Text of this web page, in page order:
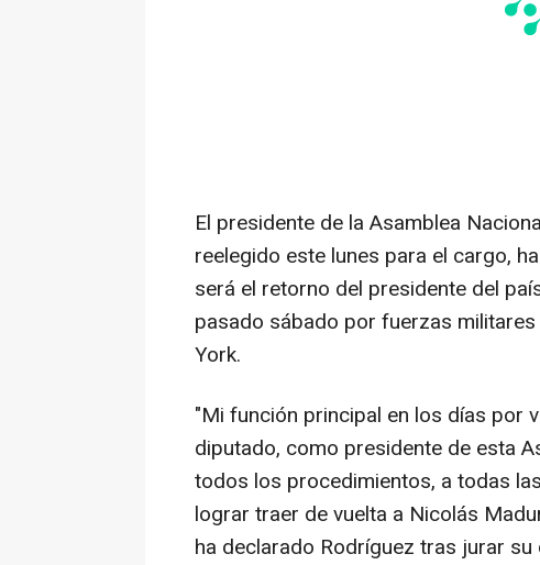
El presidente de la Asamblea
reelegido este lunes para el cargo,
será el retorno del presidente del
pasado sábado por fuerzas
York.
"Mi función principal en los días por
diputado, como presidente de esta
todos los procedimientos, a todas
lograr traer de vuelta a Nicolás
ha declarado Rodríguez tras jurar su